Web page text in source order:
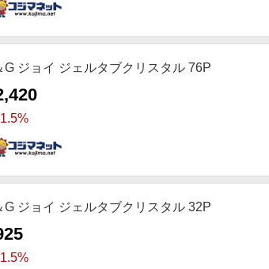
G ジョイ ジェルタブクリスタル 76P
1.5%
G ジョイ ジェルタブクリスタル 32P
1.5%